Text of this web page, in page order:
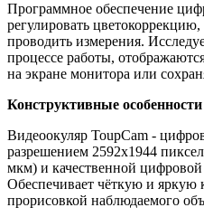
Программное обеспечение
регулировать
проводить измерения.
процессе работы,
на экране монитора или
Конструктивные
Видеоокуляр ToupCam -
разрешением 2592x1944
мĸм) и качественной
Обеспечивает чёткую и яркую
прорисовкой наблюдаемого